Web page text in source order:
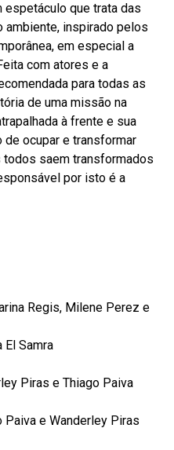
espetáculo que trata das
ambiente, inspirado pelos
em especial a
com atores e a
para todas as
de uma missão na
à frente e sua
de ocupar e transformar
todos saem transformados
por isto é a
Regis, Milene Perez e
El Samra
Piras e Thiago Paiva
Paiva e Wanderley Piras